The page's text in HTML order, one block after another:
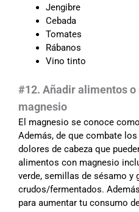
Jengibre
Cebada
Tomates
Rábanos
Vino tinto
#12. Añadir alimentos
magnesio
El magnesio se conoce
Además, de que combate
dolores de cabeza que
alimentos con magnesio
verde, semillas de sésamo y
crudos/fermentados.
para aumentar tu consumo